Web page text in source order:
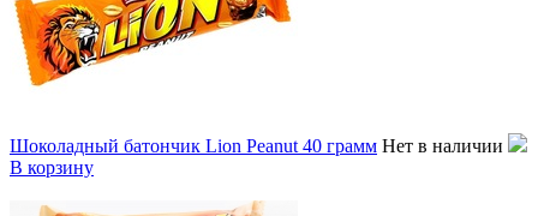
Шоколадный батончик Lion Peanut 40 грамм Нет в наличии
В корзину